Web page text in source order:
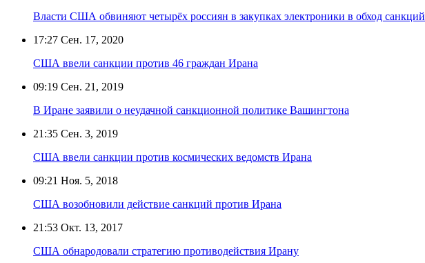
Власти США обвиняют четырёх россиян в закупках электроники в обход санкций
17:27 Сен. 17, 2020
США ввели санкции против 46 граждан Ирана
09:19 Сен. 21, 2019
В Иране заявили о неудачной санкционной политике Вашингтона
21:35 Сен. 3, 2019
США ввели санкции против космических ведомств Ирана
09:21 Ноя. 5, 2018
США возобновили действие санкций против Ирана
21:53 Окт. 13, 2017
США обнародовали стратегию противодействия Ирану